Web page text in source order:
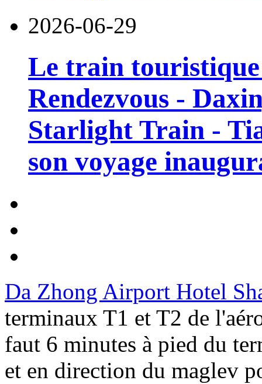
2026-06-29
Le train
Rendezvous -
Starlight Train -
son voyage
Da Zhong Airport Hotel
terminaux T1 et T2 de
faut 6 minutes à pied du
et en direction du maglev